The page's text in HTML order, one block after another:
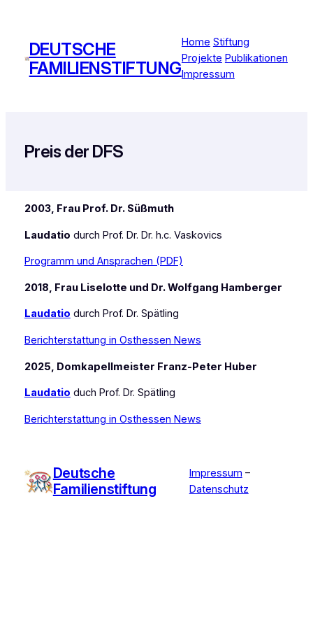
springenDEUTSCHE
FAMILIENSTIFTUNG
Home Stiftung
Projekte Publikationen
Impressum
Preis der DFS
2003, Frau Prof. Dr. Süßmuth
Laudatio durch Prof. Dr. Dr. h.c. Vaskovics
Programm und Ansprachen (PDF)
2018, Frau Liselotte und Dr. Wolfgang Hamberger
Laudatio durch Prof. Dr. Spätling
Berichterstattung in Osthessen News
2025, Domkapellmeister Franz-Peter Huber
Laudatio duch Prof. Dr. Spätling
Berichterstattung in Osthessen News
Deutsche
Familienstiftung
Impressum –
Datenschutz